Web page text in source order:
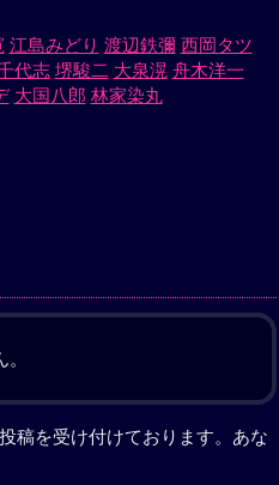
江島みどり 渡辺鉄彌 西岡タツ
代志 堺駿二 大泉滉 舟木洋一
大国八郎 林家染丸
稿を受け付けております。あな